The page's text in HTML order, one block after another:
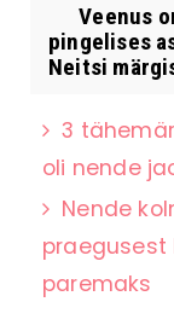
Veenus
pingelises
Neitsi
3
oli nende
Nende
praegusest
paremaks